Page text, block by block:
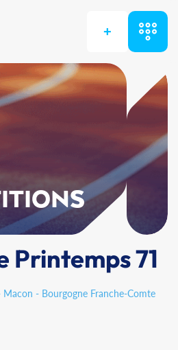
+
Printemps 71
Macon - Bourgogne Franche-Comte